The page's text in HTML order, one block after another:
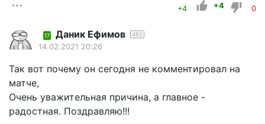
+4 +4 0
17 Даник Ефимов 492
14.02.2021 20:26
Так вот почему он сегодня не комментировал на
матче,
Очень уважительная причина, а главное -
радостная. Поздравляю!!!